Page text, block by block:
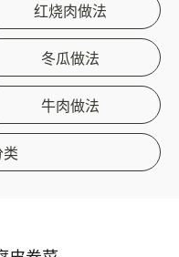
红烧肉做法
冬瓜做法
牛肉做法